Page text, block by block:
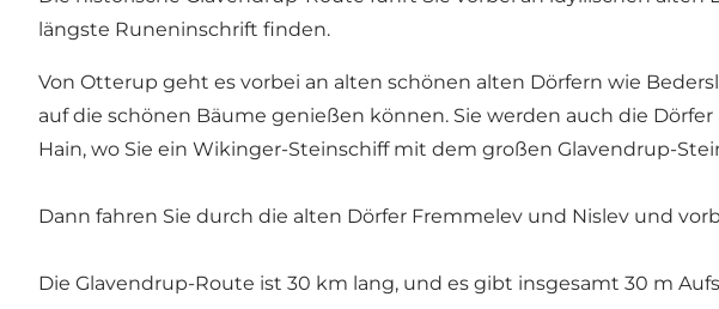
längste Runeninschrift finden.
Von Otterup geht es vorbei an alten schönen alten Dörfern wie
auf die schönen Bäume genießen können. Sie werden auch die
Hain, wo Sie ein Wikinger-Steinschiff mit dem großen Glavendrup-
Dann fahren Sie durch die alten Dörfer Fremmelev und Nislev und
Die Glavendrup-Route ist 30 km lang, und es gibt insgesamt 30 m